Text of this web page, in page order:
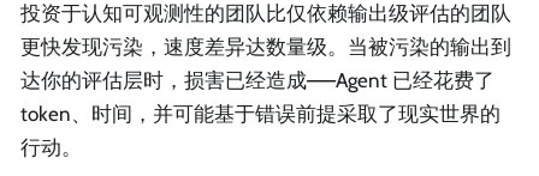
投资于认知可观测性的团队比仅依赖输出级评估的团队
更快发现污染，速度差异达数量级。当被污染的输出到
达你的评估层时，损害已经造成——Agent 已经花费了
token、时间，并可能基于错误前提采取了现实世界的
行动。